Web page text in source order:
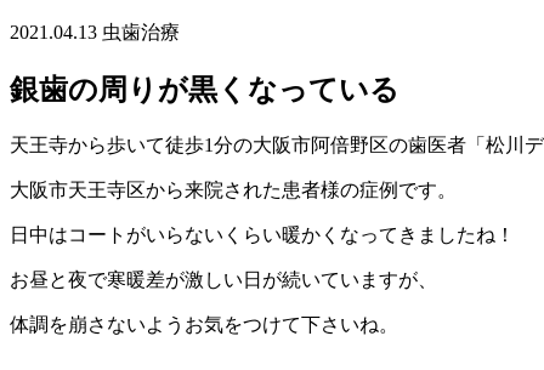
2021.04.13 虫歯治療
銀歯の周りが黒くなっている
天王寺から歩いて徒歩1分の大阪市阿倍野区の歯医者「松川
大阪市天王寺区から来院された患者様の症例です。
日中はコートがいらないくらい暖かくなってきましたね！
お昼と夜で寒暖差が激しい日が続いていますが、
体調を崩さないようお気をつけて下さいね。